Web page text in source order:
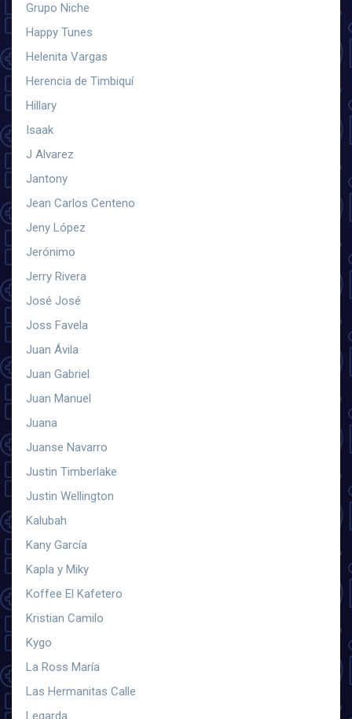
Grupo Niche
Happy Tunes
Helenita Vargas
Herencia de Timbiquí
Hillary
Isaak
J Alvarez
Jantony
Jean Carlos Centeno
Jeny López
Jerónimo
Jerry Rivera
José José
Joss Favela
Juan Ávila
Juan Gabriel
Juan Manuel
Juana
Juanse Navarro
Justin Timberlake
Justin Wellington
Kalubah
Kany García
Kapla y Miky
Koffee El Kafetero
Kristian Camilo
Kygo
La Ross María
Las Hermanitas Calle
Legarda